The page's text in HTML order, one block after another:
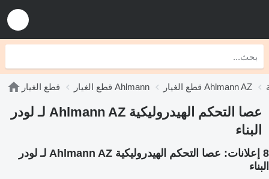
قطع الغيار قطع الغيار Ahlmann قطع الغيار Ahlmann AZ
عصا التحكم الهيدروليكية Ahlmann AZ لـ لودر
البناء
8 إعلانات:
عصا التحكم الهيدروليكية Ahlmann AZ لـ لودر
البناء